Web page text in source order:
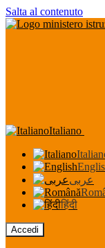
Salta al contenuto
Italiano
عربى
हिंदी
Accedi